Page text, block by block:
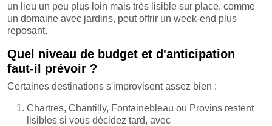
un lieu un peu plus loin mais très lisible sur place, comme
un domaine avec jardins, peut offrir un week-end plus
reposant.
Quel niveau de budget et d'anticipation
faut-il prévoir ?
Certaines destinations s'improvisent assez bien :
Chartres, Chantilly, Fontainebleau ou Provins restent
lisibles si vous décidez tard, avec